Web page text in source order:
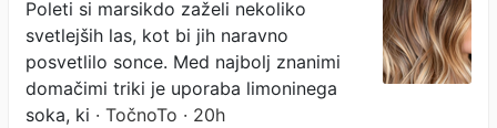
Poleti si marsikdo zaželi nekoliko
svetlejših las, kot bi jih naravno
posvetlilo sonce. Med najbolj znanimi
domačimi triki je uporaba limoninega
soka, ki · TočnoTo · 20h